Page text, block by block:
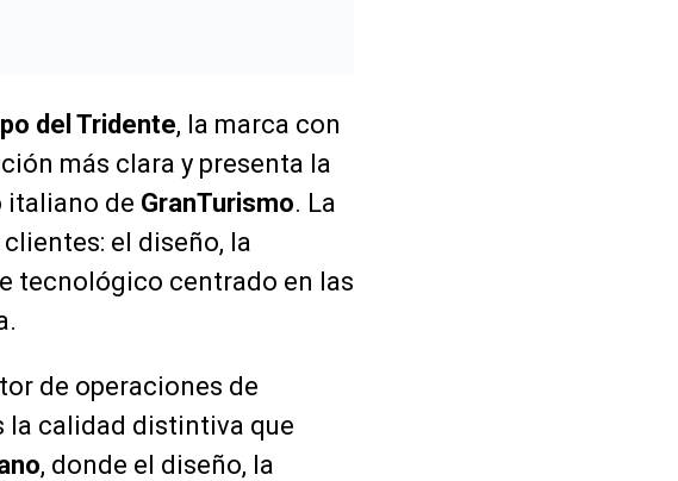
del Tridente, la marca con
más clara y presenta la
italiano de GranTurismo. La
el diseño, la
tecnológico centrado en las
de operaciones de
la calidad distintiva que
, donde el diseño, la